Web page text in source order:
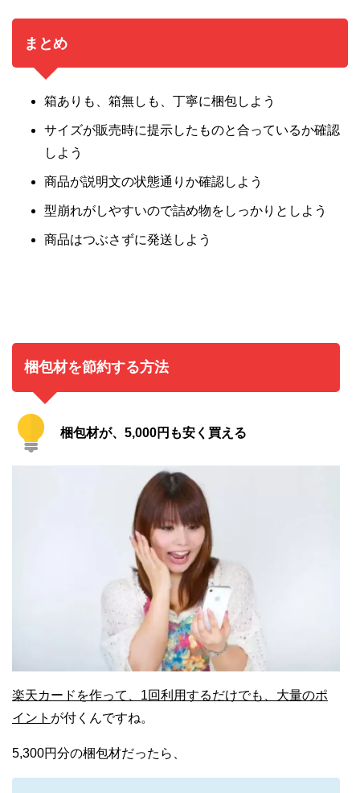
まとめ
箱ありも、箱無しも、丁寧に梱包しよう
サイズが販売時に提示したものと合っているか確認
しよう
商品が説明文の状態通りか確認しよう
型崩れがしやすいので詰め物をしっかりとしよう
商品はつぶさずに発送しよう
梱包材を節約する方法
梱包材が、5,000円も安く買える
楽天カードを作って、1回利用するだけでも、大量のポ
イント が付くんですね。
5,300円分の梱包材だったら、